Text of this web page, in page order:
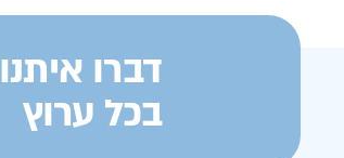
דברו איתנו
בכל ערוץ